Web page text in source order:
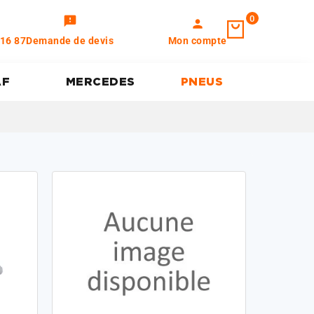
87
feedback
Demande de devis
person
Mon compte
0
MERCEDES PNEUS